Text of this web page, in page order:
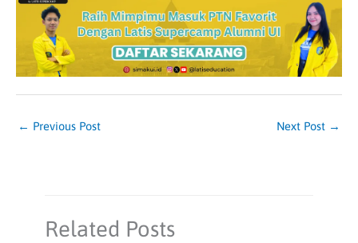
← Previous Post Next Post →
Related Posts